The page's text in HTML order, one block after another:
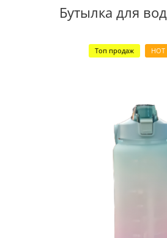
Бутылка для
Топ продаж HOT